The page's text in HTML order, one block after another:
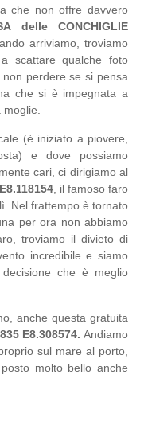
che non offre davvero
delle CONCHIGLIE
arriviamo, troviamo
scattare qualche foto
perdere se si pensa
che si è impegnata a
(è iniziato a piovere,
e dove possiamo
cari, ci dirigiamo al
, il famoso faro
Nel frattempo è tornato
per ora non abbiamo
troviamo il divieto di
incredibile e siamo
che è meglio
anche questa gratuita
E8.308574. Andiamo
sul mare al porto,
molto bello anche